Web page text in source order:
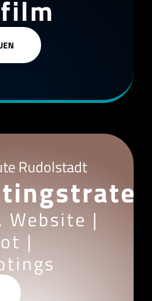
Rudolstadt
Website |
|